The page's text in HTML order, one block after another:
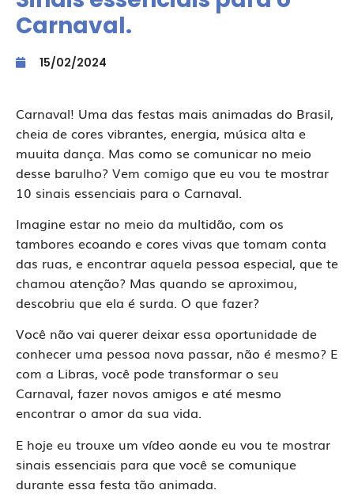
Carnaval.
15/02/2024
Carnaval! Uma das festas mais animadas do Brasil,
cheia de cores vibrantes, energia, música alta e
muuita dança. Mas como se comunicar no meio
desse barulho? Vem comigo que eu vou te mostrar
10 sinais essenciais para o Carnaval.
Imagine estar no meio da multidão, com os
tambores ecoando e cores vivas que tomam conta
das ruas, e encontrar aquela pessoa especial, que te
chamou atenção? Mas quando se aproximou,
descobriu que ela é surda. O que fazer?
Você não vai querer deixar essa oportunidade de
conhecer uma pessoa nova passar, não é mesmo? E
com a Libras, você pode transformar o seu
Carnaval, fazer novos amigos e até mesmo
encontrar o amor da sua vida.
E hoje eu trouxe um vídeo aonde eu vou te mostrar
sinais essenciais para que você se comunique
durante essa festa tão animada.